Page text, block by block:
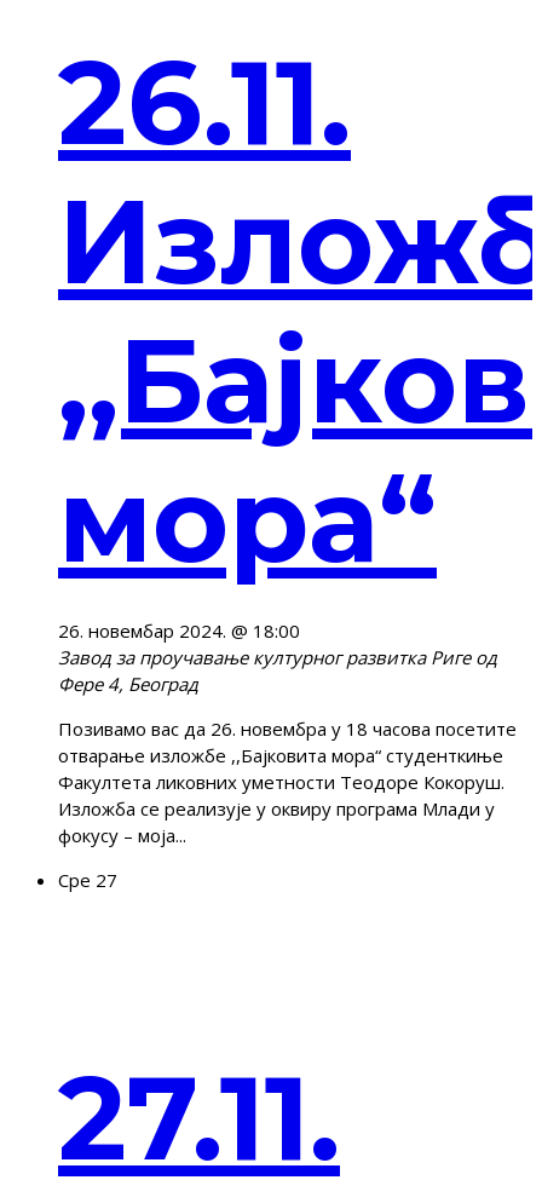
26.11.
мора“
26. новембар 2024. @ 18:00
Завод за проучавање културног развитка Риге од
Фере 4, Београд
Позивамо вас да 26. новембра у 18 часова посетите
отварање изложбе ,,Бајковита мора“ студенткиње
Факултета ликовних уметности Теодоре Кокоруш.
Изложба се реализује у оквиру програма Млади у
фокусу – моја...
Сре 27
27.11.